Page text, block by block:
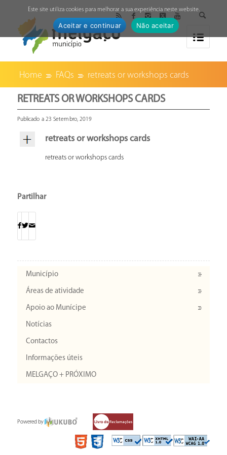
Home FAQs retreats or workshops cards
RETREATS OR WORKSHOPS CARDS
Publicado a 23 Setembro, 2019
retreats or workshops cards
retreats or workshops cards
Partilhar
Município
Áreas de atividade
Apoio ao Munícipe
Notícias
Contactos
Informações úteis
MELGAÇO + PRÓXIMO
Powered by
Este site utiliza cookies para melhorar a sua experiência neste website.
Aceitar e continuar Não aceitar